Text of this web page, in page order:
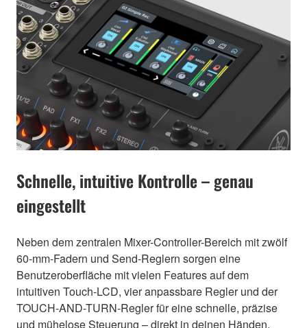
Schnelle, intuitive Kontrolle – genau
eingestellt
Neben dem zentralen Mixer-Controller-Bereich mit zwölf
60-mm-Fadern und Send-Reglern sorgen eine
Benutzeroberfläche mit vielen Features auf dem
intuitiven Touch-LCD, vier anpassbare Regler und der
TOUCH-AND-TURN-Regler für eine schnelle, präzise
und mühelose Steuerung – direkt in deinen Händen.